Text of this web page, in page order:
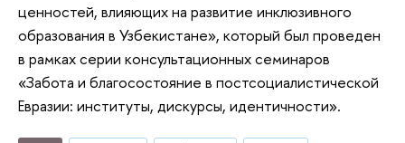
ценностей, влияющих на развитие инклюзивного
образования в Узбекистане», который был проведен
в рамках серии консультационных семинаров
«Забота и благосостояние в постсоциалистической
Евразии: институты, дискурсы, идентичности».